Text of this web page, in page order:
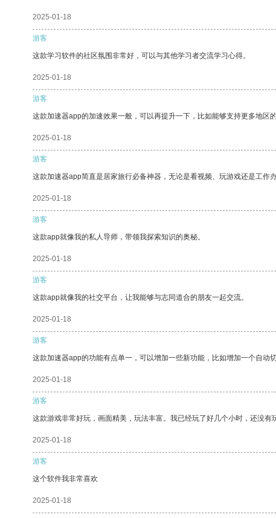
2025-01-18
游客
这款学习软件的社区氛围非常好，可以与其他学习者交流学习心得。
2025-01-18
游客
这款加速器app的加速效果一般，可以再提升一下，比如能够支持更多地区的
2025-01-18
游客
这款加速器app简直是居家旅行必备神器，无论是看视频、玩游戏还是工作
2025-01-18
游客
这款app就像我的私人导师，带领我探索知识的奥秘。
2025-01-18
游客
这款app就像我的社交平台，让我能够与志同道合的朋友一起交流。
2025-01-18
游客
这款加速器app的功能有点单一，可以增加一些新功能，比如增加一个自动切
2025-01-18
游客
这款游戏非常好玩，画面精美，玩法丰富。我已经玩了好几个小时，还没有
2025-01-18
游客
这个软件我非常喜欢
2025-01-18